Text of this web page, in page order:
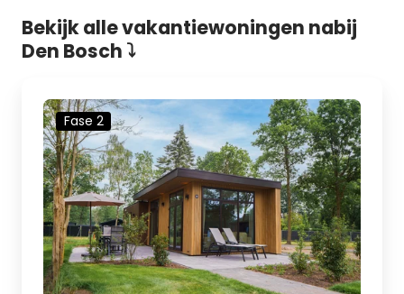
Bekijk alle vakantiewoningen nabij
Den Bosch ⤵
Fase 2